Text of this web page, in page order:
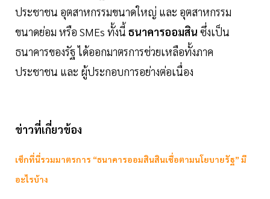
ประชาชน อุตสาหกรรมขนาดใหญ่ และ อุตสาหกรรม
ขนาดย่อม หรือ SMEs ทั้งนี้ ธนาคารออมสิน ซึ่งเป็น
ธนาคารของรัฐ ได้ออกมาตรการช่วยเหลือทั้งภาค
ประชาชน และ ผู้ประกอบการอย่างต่อเนื่อง
ข่าวที่เกี่ยวข้อง
เช็กที่นี่รวมมาตรการ “ธนาคารออมสินสินเชื่อตามนโยบายรัฐ” มี
อะไรบ้าง